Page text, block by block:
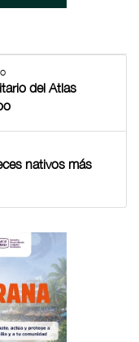
del Atlas
nativos más